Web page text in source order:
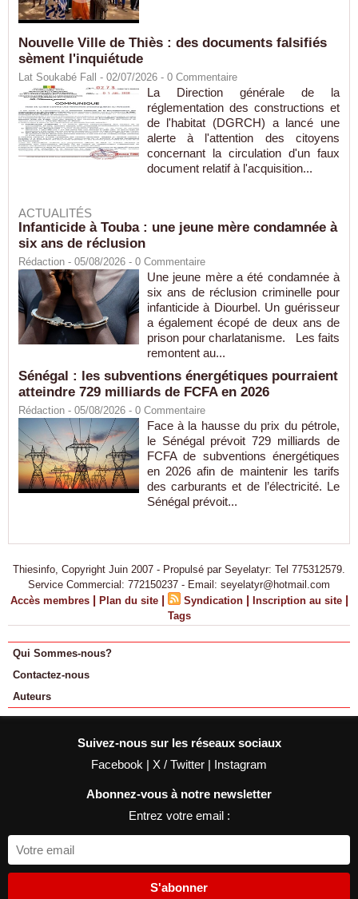
Nouvelle Ville de Thiès : des documents falsifiés
sèment l'inquiétude
Lat Soukabé Fall - 02/07/2026 - 0 Commentaire
La Direction générale de la
réglementation des constructions et
de l'habitat (DGRCH) a lancé une
alerte à l'attention des citoyens
concernant la circulation d'un faux
document relatif à l'acquisition...
ACTUALITÉS
Infanticide à Touba : une jeune mère condamnée à
six ans de réclusion
Rédaction - 05/08/2026 - 0 Commentaire
Une jeune mère a été condamnée à
six ans de réclusion criminelle pour
infanticide à Diourbel. Un guérisseur
a également écopé de deux ans de
prison pour charlatanisme. Les faits
remontent au...
Sénégal : les subventions énergétiques pourraient
atteindre 729 milliards de FCFA en 2026
Rédaction - 05/08/2026 - 0 Commentaire
Face à la hausse du prix du pétrole,
le Sénégal prévoit 729 milliards de
FCFA de subventions énergétiques
en 2026 afin de maintenir les tarifs
des carburants et de l’électricité. Le
Sénégal prévoit...
Thiesinfo, Copyright Juin 2007 - Propulsé par Seyelatyr: Tel 775312579.
Service Commercial: 772150237 - Email: seyelatyr@hotmail.com
Accès membres | Plan du site | Syndication | Inscription au site |
Tags
Qui Sommes-nous?
Contactez-nous
Auteurs
Suivez-nous sur les réseaux sociaux
Facebook | X / Twitter | Instagram
Abonnez-vous à notre newsletter
Entrez votre email :
S'abonner